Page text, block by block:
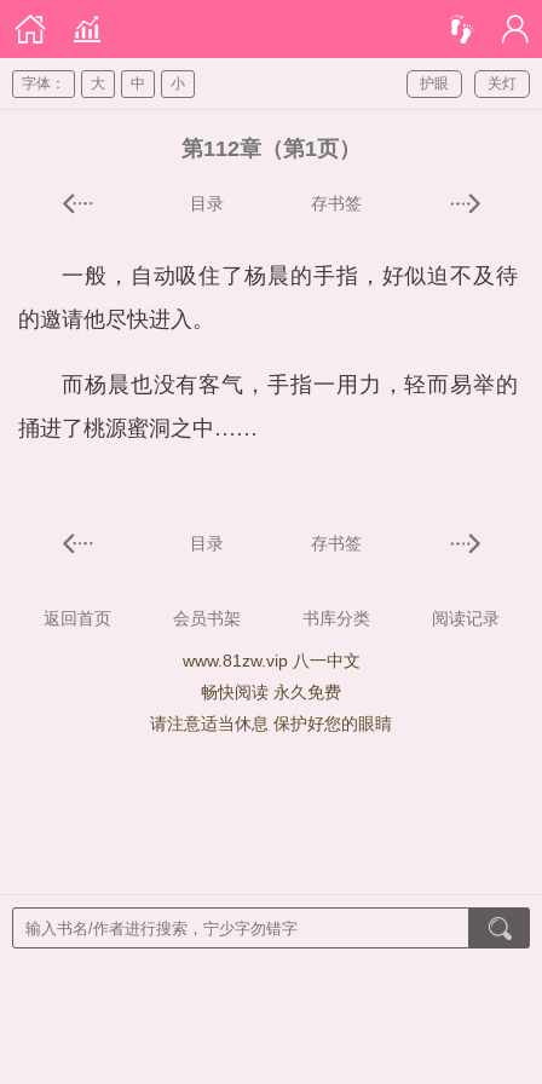
关灯
护眼
字体： 大 中 小
第112章（第1页）
目录 存书签
一般，自动吸住了杨晨的手指，好似迫不及待
的邀请他尽快进入。
而杨晨也没有客气，手指一用力，轻而易举的
捅进了桃源蜜洞之中……
目录 存书签
返回首页 会员书架 书库分类 阅读记录
www.81zw.vip 八一中文
畅快阅读 永久免费
请注意适当休息 保护好您的眼睛